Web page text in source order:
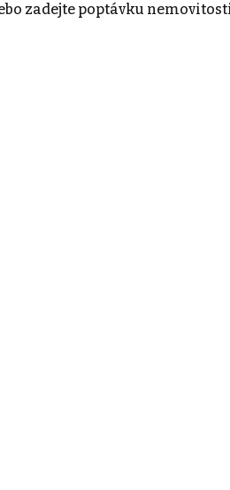
zadejte poptávku